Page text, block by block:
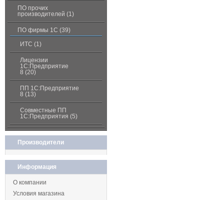
ПО прочих
производителей (1)
ПО фирмы 1С (39)
ИТС (1)
Лицензии
1С:Предприятие
8 (20)
ПП 1С:Предприятие
8 (13)
Совместные ПП
1С:Предприятия (5)
Производители
Информация
О компании
Условия магазина